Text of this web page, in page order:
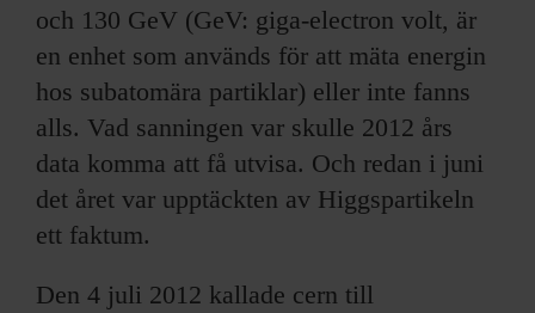
och 130 GeV (GeV: giga-electron volt, är
en enhet som används för att mäta energin
hos subatomära partiklar) eller inte fanns
alls. Vad sanningen var skulle 2012 års
data komma att få utvisa. Och redan i juni
det året var upptäckten av Higgspartikeln
ett faktum.
Den 4 juli 2012 kallade cern till